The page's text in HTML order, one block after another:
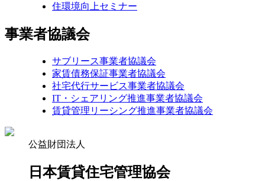
住環境向上セミナー
事業者協議会
サブリース事業者協議会
家賃債務保証事業者協議会
社宅代行サービス事業者協議会
IT・シェアリング推進事業者協議会
賃貸管理リーシング推進事業者協議会
公益財団法人
日本賃貸住宅管理協会